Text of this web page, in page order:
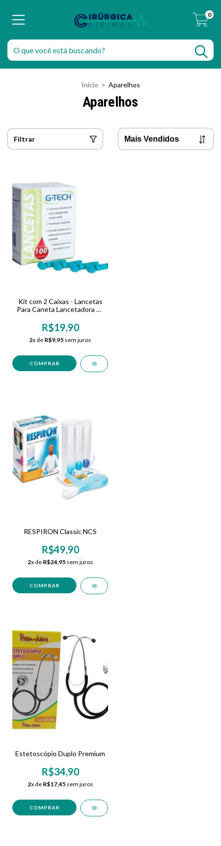
0
Início > Aparelhos
Aparelhos
Filtrar
Kit com 2 Caixas - Lancetas
Para Caneta Lancetadora G-
100 Unidades (cada)
R$19,90
2x de R$9,95 sem juros
RESPIRON Classic NCS
R$49,90
2x de R$24,95sem juros
Estetoscópio Duplo Premium
R$34,90
2x de R$17,45sem juros